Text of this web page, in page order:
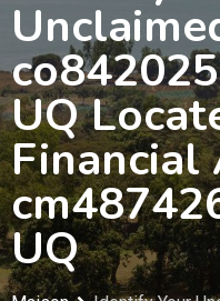
UQ
Financial
UQ